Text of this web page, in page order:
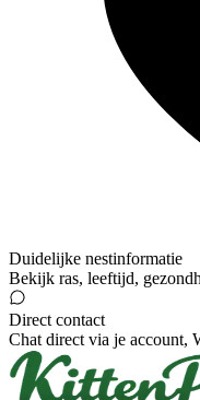
Duidelijke nestinformatie
Bekijk ras, leeftijd,
Direct contact
Chat direct via je account,